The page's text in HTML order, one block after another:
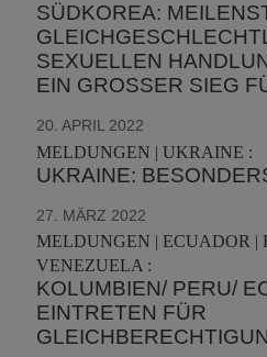
SÜDKOREA:
SEXUELLEN
EIN GROSSER SIEG
20. APRIL 2022
MELDUNGEN | UKRAINE :
UKRAINE:
27. MÄRZ 2022
MELDUNGEN | ECUADOR |
VENEZUELA :
KOLUMBIEN/ PERU/
EINTRETEN FÜR